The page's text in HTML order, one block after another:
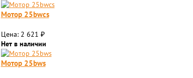
Мотор 25bwcs
Цена: 2 621 ₽
Нет в наличии
Мотор 25bws